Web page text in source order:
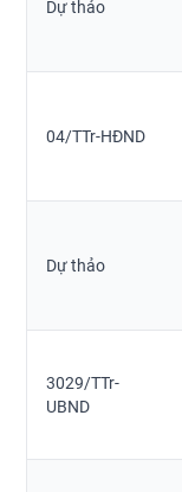
Dự thảo
04/TTr-HĐND
Dự thảo
3029/TTr-
UBND